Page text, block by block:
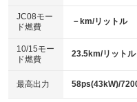
電動格納ミラー
：装備あり
：装備なし
パワーシート
ベンチシート
：装備なし
チップアップシート
：装備なし
JC08モー
ド燃費
－km/リットル
10/15モー
ド燃費
23.5km/リットル
最高出力 58ps(43kW)/